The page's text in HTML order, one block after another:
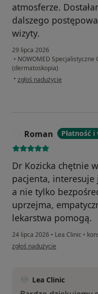
atmosferze.
dalszego
wizyty.
29 lipca 2026
• NOWOMED Specjalistyczne
(dermatoskopia)
• w opinii użytkownika Z
zgłoś nadużycie
Roman Płatność
Dr Kozicka chętnie
pacjenta,
a nie tylko
uprzejma,
lekarstwa pomogą.
24 lipca 2026 • Lea Clinic •
w opinii użytkownika Roman
zgłoś nadużycie
Lea Clinic